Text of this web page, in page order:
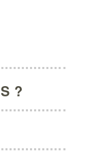
?